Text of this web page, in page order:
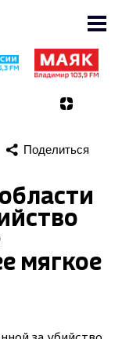
Поделиться
мягкое